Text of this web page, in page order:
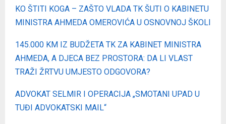
KO ŠTITI KOGA – ZAŠTO VLADA TK ŠUTI O KABINETU
MINISTRA AHMEDA OMEROVIĆA U OSNOVNOJ ŠKOLI
145.000 KM IZ BUDŽETA TK ZA KABINET MINISTRA
AHMEDA, A DJECA BEZ PROSTORA: DA LI VLAST
TRAŽI ŽRTVU UMJESTO ODGOVORA?
ADVOKAT SELMIR I OPERACIJA „SMOTANI UPAD U
TUĐI ADVOKATSKI MAIL“